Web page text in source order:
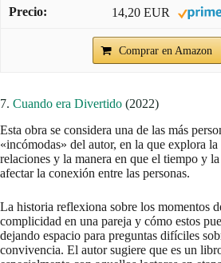
14,20 EUR
Comprar en Amazon
7. Cuando era Divertido (2022)
Esta obra se considera una de las más
«incómodas» del autor, en la que explora
relaciones y la manera en que el tiempo y
afectar la conexión entre las personas.
La historia reflexiona sobre los momentos
complicidad en una pareja y cómo estos
dejando espacio para preguntas difíciles
convivencia. El autor sugiere que es un